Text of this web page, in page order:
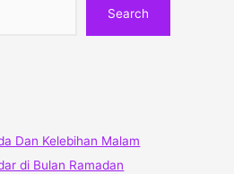
Search
Dan Kelebihan Malam
di Bulan Ramadan